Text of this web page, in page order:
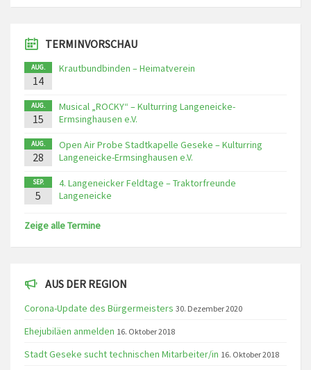
TERMINVORSCHAU
AUG.
14
Krautbundbinden – Heimatverein
AUG.
15
Musical „ROCKY“ – Kulturring Langeneicke-
Ermsinghausen e.V.
AUG.
28
Open Air Probe Stadtkapelle Geseke – Kulturring
Langeneicke-Ermsinghausen e.V.
SEP.
5
4. Langeneicker Feldtage – Traktorfreunde
Langeneicke
Zeige alle Termine
AUS DER REGION
Corona-Update des Bürgermeisters 30. Dezember 2020
Ehejubiläen anmelden 16. Oktober 2018
Stadt Geseke sucht technischen Mitarbeiter/in 16. Oktober 2018